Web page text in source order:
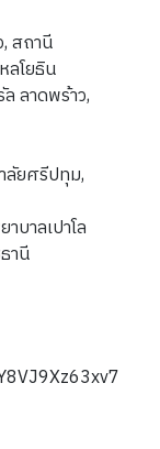
สถานี
ลโยธิน
ลาดพร้าว,
ลัยศรีปทุม,
บาลเปาโล
านี